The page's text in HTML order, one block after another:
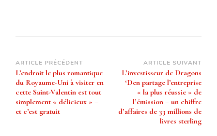
Navigation
d’article
ARTICLE PRÉCÉDENT
L’endroit le plus romantique
du Royaume-Uni à visiter en
cette Saint-Valentin est tout
simplement « délicieux » –
et c’est gratuit
ARTICLE SUIVANT
L’investisseur de Dragons
‘Den partage l’entreprise
« la plus réussie » de
l’émission – un chiffre
d’affaires de 33 millions de
livres sterling